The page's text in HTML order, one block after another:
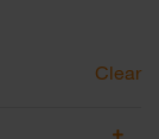
Clear